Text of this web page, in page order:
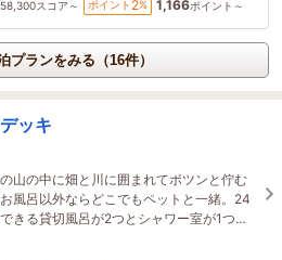
58,300スコア～ ポイント 2% 1,166ポイント～
プランをみる（16件）
ッキ
山の中に畑と川に囲まれてポツンと佇む
風呂以外ならどこでもペットと一緒。24
きる貸切風呂が2つとシャワー室が1つあ
かい陽射しの中でゆっくりとお過ごし下